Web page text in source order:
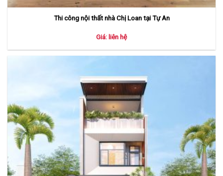
Thi công nội thất nhà Chị Loan tại Tự An
Giá: liên hệ